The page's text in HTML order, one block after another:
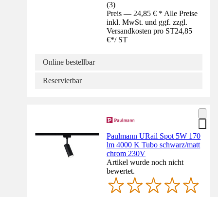
(3)
Preis — 24,85 € * Alle Preise
inkl. MwSt. und ggf. zzgl.
Versandkosten pro ST24,85
€*/ ST
Online bestellbar
Reservierbar
Paulmann URail Spot 5W 170
lm 4000 K Tubo schwarz/matt
chrom 230V
Artikel wurde noch nicht
bewertet.